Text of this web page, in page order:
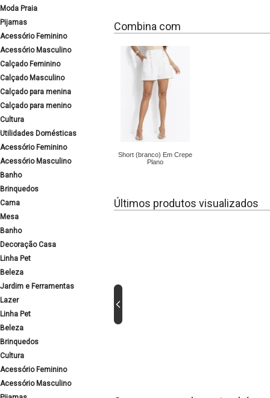
Moda Praia
Pijamas
Acessório Feminino
Acessório Masculino
Calçado Feminino
Calçado Masculino
Calçado para menina
Calçado para menino
Cultura
Utilidades Domésticas
Acessório Feminino
Acessório Masculino
Banho
Brinquedos
Cama
Mesa
Banho
Decoração Casa
Linha Pet
Beleza
Jardim e Ferramentas
Lazer
Linha Pet
Beleza
Brinquedos
Cultura
Acessório Feminino
Acessório Masculino
Combina com
Short (branco) Em Crepe
Plano
Últimos produtos visualizados